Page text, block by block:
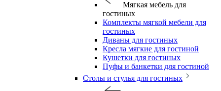
Мягкая мебель для
гостиных
Комплекты мягкой мебели для
гостиных
Диваны для гостиных
Кресла мягкие для гостиной
Кушетки для гостиных
Пуфы и банкетки для гостиной
Столы и стулья для гостиных